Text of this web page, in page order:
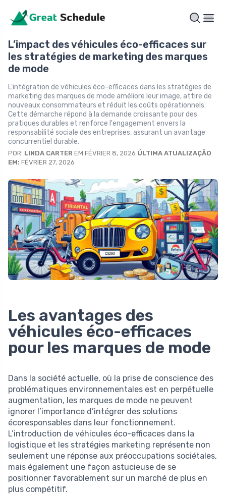
L’impact des véhicules éco-efficaces sur
les stratégies de marketing des marques
de mode
L'intégration de véhicules éco-efficaces dans les stratégies de
marketing des marques de mode améliore leur image, attire de
nouveaux consommateurs et réduit les coûts opérationnels.
Cette démarche répond à la demande croissante pour des
pratiques durables et renforce l'engagement envers la
responsabilité sociale des entreprises, assurant un avantage
concurrentiel durable.
POR: LINDA CARTER EM FÉVRIER 8, 2026 ÚLTIMA ATUALIZAÇÃO
EM: FÉVRIER 27, 2026
Les avantages des
véhicules éco-efficaces
pour les marques de mode
Dans la société actuelle, où la prise de conscience des
problématiques environnementales est en perpétuelle
augmentation, les marques de mode ne peuvent
ignorer l’importance d’intégrer des solutions
écoresponsables dans leur fonctionnement.
L’introduction de véhicules éco-efficaces dans la
logistique et les stratégies marketing représente non
seulement une réponse aux préoccupations sociétales,
mais également une façon astucieuse de se
positionner favorablement sur un marché de plus en
plus compétitif.